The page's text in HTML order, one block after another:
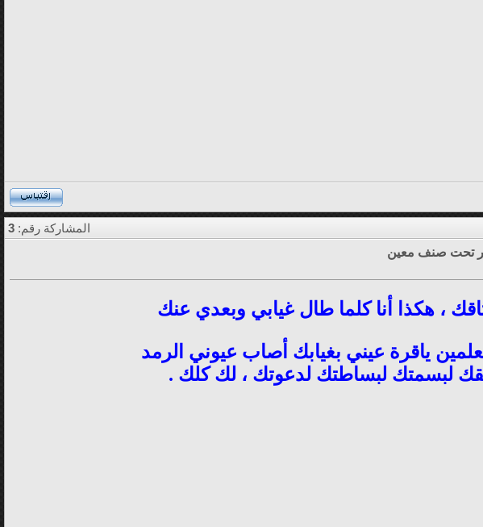
المشاركة رقم: 3
تحت صنف معين
، هكذا أنا كلما طال غيابي وبعدي عنك
ياقرة عيني بغيابك أصاب عيوني الرمد
لبسمتك لبساطتك لدعوتك ، لك كلك .